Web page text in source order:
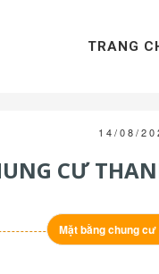
TRANG
14/08/
CƯ
Mặt bằng chung cư